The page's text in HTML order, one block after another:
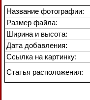
Название фотографии:
Размер файла:
Ширина и высота:
Дата добавления:
Ссылка на картинку:
Статья расположения: